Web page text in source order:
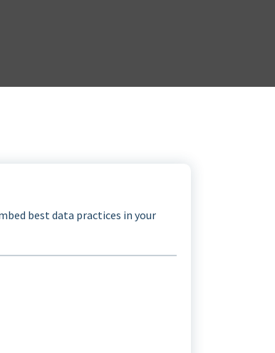
best data practices in your